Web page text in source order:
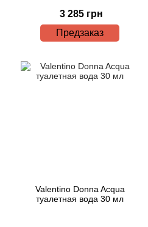
3 285 грн
Предзаказ
Valentino Donna Acqua
туалетная вода 30 мл